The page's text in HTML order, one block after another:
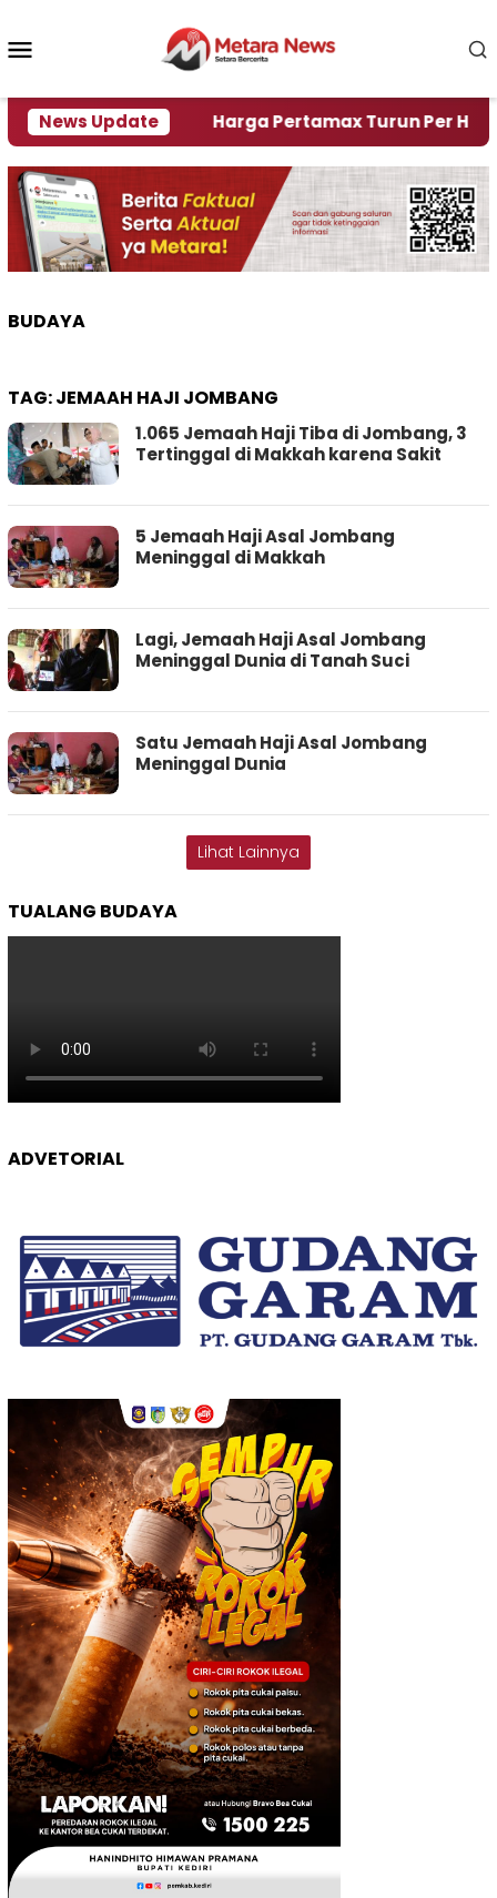
konten
News Update
Krisi Air Harga Pertamax Turun Per Hari Ini,
BUDAYA
TAG:JEMAAH HAJI JOMBANG
1.065 Jemaah Haji Tiba di Jombang, 3
Tertinggal di Makkah karena Sakit
5 Jemaah Haji Asal Jombang
Meninggal di Makkah
Lagi, Jemaah Haji Asal Jombang
Meninggal Dunia di Tanah Suci
Satu Jemaah Haji Asal Jombang
Meninggal Dunia
Lihat Lainnya
TUALANG BUDAYA
ADVETORIAL